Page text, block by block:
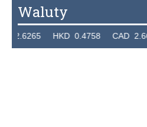
Waluty
HKD 0.4758 CAD